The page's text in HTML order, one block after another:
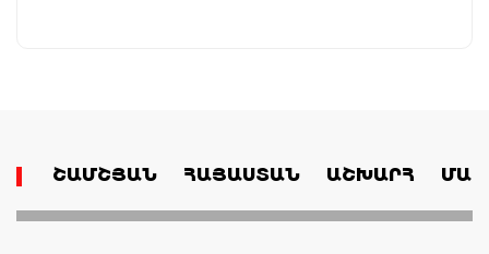
ՇԱՄՇՅԱՆ ՀԱՅԱՍՏԱՆ ԱՇԽԱՐՀ